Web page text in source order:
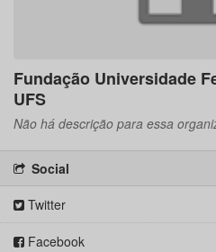
Fundação Universidade
UFS
Não há descrição para essa
Social
Twitter
Facebook